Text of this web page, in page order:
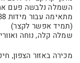
השמלה נלבשה פעם אחת
מתאימה עבור מידות 34-38 באורך 1.85
(תמיד אפשר לקצר)
שמלה קלה, נוחה
מכירה באזור הצפון,